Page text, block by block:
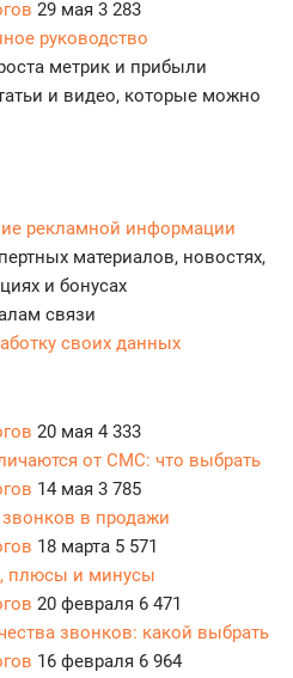
29 мая 3 283
руководство
метрик и прибыли
и видео, которые можно
рекламной информации
материалов, новостях,
и бонусах
связи
своих данных
20 мая 4 333
от СМС: что выбрать
14 мая 3 785
в продажи
18 марта 5 571
плюсы и минусы
20 февраля 6 471
звонков: какой выбрать
16 февраля 6 964